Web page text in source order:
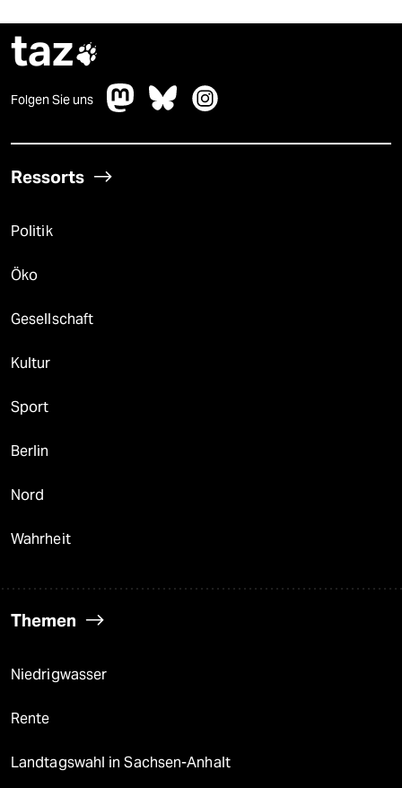
taz
Folgen Sie uns
Ressorts
Politik
Öko
Gesellschaft
Kultur
Sport
Berlin
Nord
Wahrheit
Themen
Niedrigwasser
Rente
Landtagswahl in Sachsen-Anhalt